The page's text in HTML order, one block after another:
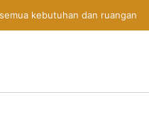
kebutuhan dan ruangan